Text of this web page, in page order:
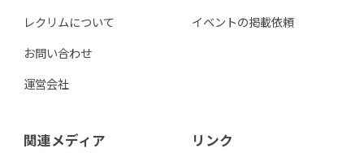
レクリムについて
お問い合わせ
運営会社
イベントの掲載依頼
関連メディア リンク